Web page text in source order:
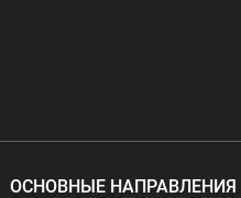
ОСНОВНЫЕ НАПРАВЛЕНИЯ